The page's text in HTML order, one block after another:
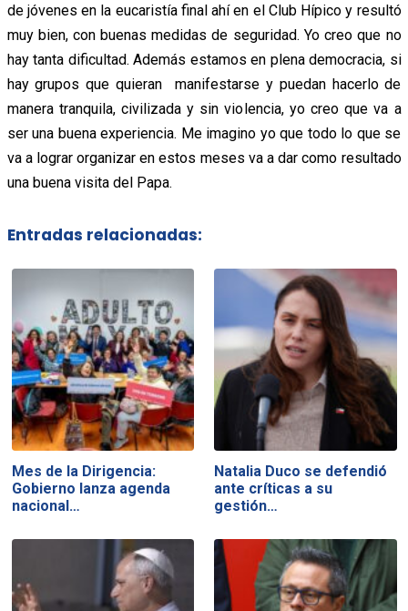
de jóvenes en la eucaristía final ahí en el Club Hípico y resultó
muy bien, con buenas medidas de seguridad. Yo creo que no
hay tanta dificultad. Además estamos en plena democracia, si
hay grupos que quieran manifestarse y puedan hacerlo de
manera tranquila, civilizada y sin violencia, yo creo que va a
ser una buena experiencia. Me imagino yo que todo lo que se
va a lograr organizar en estos meses va a dar como resultado
una buena visita del Papa.
Entradas relacionadas:
Mes de la Dirigencia:
Gobierno lanza agenda
nacional…
Natalia Duco se defendió
ante críticas a su
gestión…